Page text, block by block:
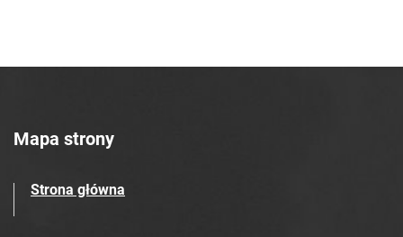
w Tarnowie. 1983, nr 32
Azotowych im. Feliksa Dzierżyńskiego
Mapa strony
Strona główna